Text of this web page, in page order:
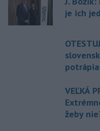
je ich
potrápia
VEĽKÁ
žeby